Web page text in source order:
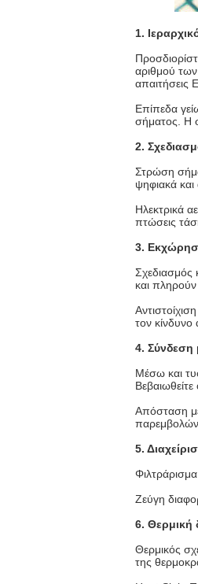
1.
αριθμού
απαιτήσεις
Επίπεδα
σήματος. Η
2.
Στρώση
ψηφιακά
Ηλεκτρικά
πτώσεις
3.
Σχεδιασμός
και πληρούν
τον κίνδυνο
4. Σύνδεση
Μέσω και
Απόσταση
παρεμβολών.
5.
Ζεύγη
6. Θερμική
Θερμικός
της